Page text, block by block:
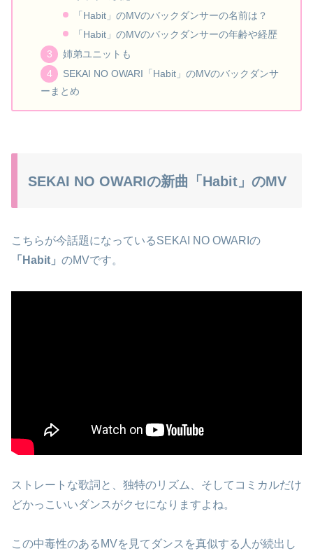
「Habit」のMVのバックダンサーの名前は？
「Habit」のMVのバックダンサーの年齢や経歴
姉弟ユニットも
SEKAI NO OWARI「Habit」のMVのバックダンサ
ーまとめ
SEKAI NO OWARIの新曲「Habit」のMV
こちらが今話題になっているSEKAI NO OWARIの
「Habit」 のMVです。
ストレートな歌詞と、独特のリズム、そしてコミカルだけ
どかっこいいダンスがクセになりますよね。
この中毒性のあるMVを見てダンスを真似する人が続出し